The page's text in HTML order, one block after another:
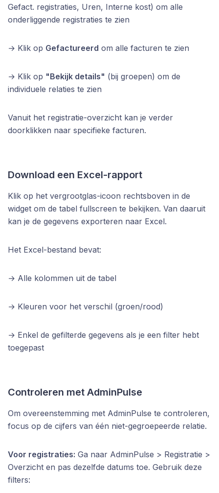
Gefact. registraties, Uren, Interne kost) om alle
onderliggende registraties te zien
→ Klik op Gefactureerd om alle facturen te zien
→ Klik op "Bekijk details" (bij groepen) om de
individuele relaties te zien
Vanuit het registratie-overzicht kan je verder
doorklikken naar specifieke facturen.
Download een Excel-rapport
Klik op het vergrootglas-icoon rechtsboven in de
widget om de tabel fullscreen te bekijken. Van daaruit
kan je de gegevens exporteren naar Excel.
Het Excel-bestand bevat:
→ Alle kolommen uit de tabel
→ Kleuren voor het verschil (groen/rood)
→ Enkel de gefilterde gegevens als je een filter hebt
toegepast
Controleren met AdminPulse
Om overeenstemming met AdminPulse te controleren,
focus op de cijfers van één niet-gegroepeerde relatie.
Voor registraties: Ga naar AdminPulse > Registratie >
Overzicht en pas dezelfde datums toe. Gebruik deze
filters: